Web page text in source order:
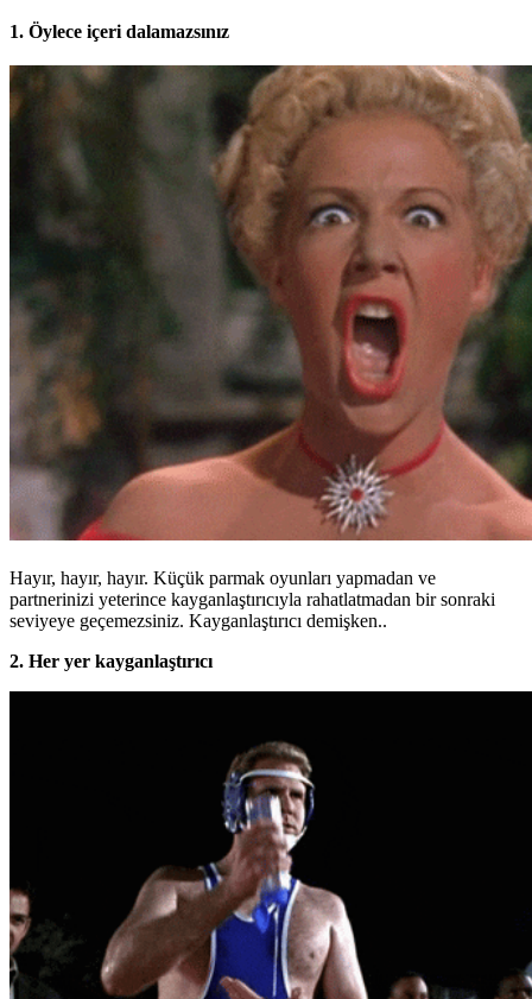
1. Öylece içeri dalamazsınız
Hayır, hayır, hayır. Küçük parmak oyunları yapmadan ve
partnerinizi yeterince kayganlaştırıcıyla rahatlatmadan bir sonraki
seviyeye geçemezsiniz. Kayganlaştırıcı demişken..
2. Her yer kayganlaştırıcı